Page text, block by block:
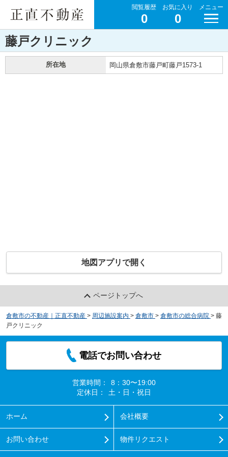
閲覧履歴
0
お気に入り
0
メニュー
藤戸クリニック
所在地 岡山県倉敷市藤戸町藤戸1573-1
地図アプリで開く
ページトップへ
倉敷市の不動産｜正直不動産 > 周辺施設案内 > 倉敷市 > 倉敷市の総合病院 > 藤
戸クリニック
電話でお問い合わせ
営業時間：
8：30〜19:00
定休日：
土・日・祝日
ホーム 会社概要
お問い合わせ 物件リクエスト